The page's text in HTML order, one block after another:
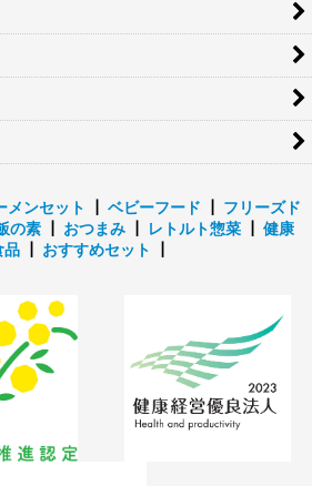
メンセット ベビーフード
フリーズド
の素 おつまみ レトルト惣菜
健康
品┃ おすすめセット